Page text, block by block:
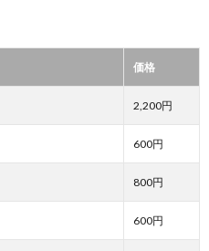
価格
2,200円
600円
800円
600円